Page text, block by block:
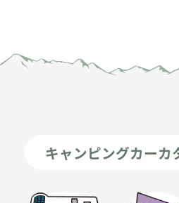
キャンピングカーカ